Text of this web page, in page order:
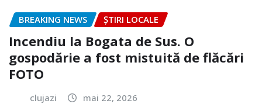
BREAKING NEWS ȘTIRI LOCALE
Incendiu la Bogata de Sus. O
gospodărie a fost mistuită de flăcări
FOTO
clujazi mai 22, 2026